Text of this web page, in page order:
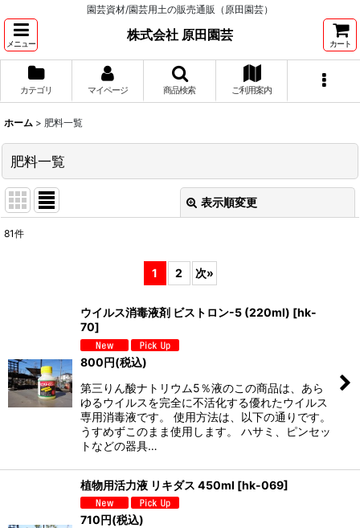
園芸資材/園芸用土の販売通販（原田園芸）
メニュー
株式会社 原田園芸
カート
カテゴリ マイページ 商品検索 ご利用案内
ホーム > 肥料一覧
肥料一覧
表示順変更
81件
1 2 次»
ウイルス消毒液剤 ビストロン-5 (220ml) [hk-
70]
800円(税込)
第三りん酸ナトリウム5％液のこの商品は、あら
ゆるウイルスを完全に不活化する優れたウイルス
専用消毒液です。 使用方法は、以下の通りです。
うすめずこのまま使用します。 ハサミ、ピンセッ
トなどの器具…
植物用活力液 リキダス 450ml [hk-069]
710円(税込)